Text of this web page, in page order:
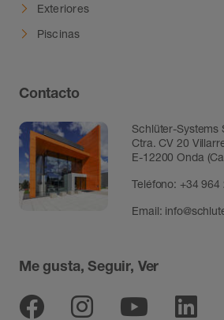
Exteriores
Piscinas
Contacto
Schlüter-Systems
Ctra. CV 20
E-12200 Onda
Teléfono: +34 964
Email:
Me gusta, Seguir, Ver
Facebook
Instagram